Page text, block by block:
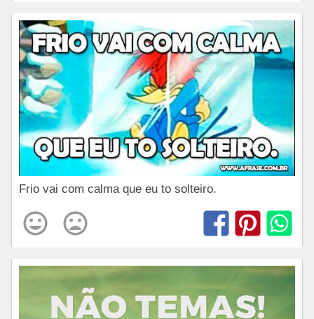
Frio vai com calma que eu to solteiro.